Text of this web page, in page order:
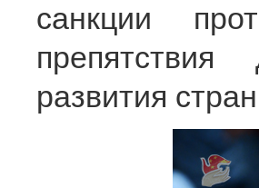
санкции
развития